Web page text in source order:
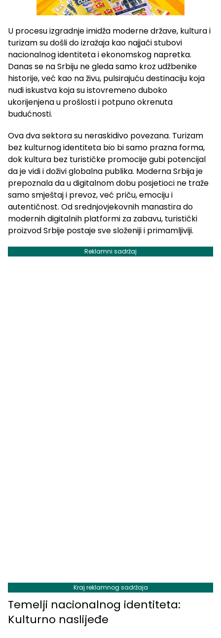
U procesu izgradnje imidža moderne države, kultura i
turizam su došli do izražaja kao najjači stubovi
nacionalnog identiteta i ekonomskog napretka.
Danas se na Srbiju ne gleda samo kroz udžbenike
historije, već kao na živu, pulsirajuću destinaciju koja
nudi iskustva koja su istovremeno duboko
ukorijenjena u prošlosti i potpuno okrenuta
budućnosti.
Ova dva sektora su neraskidivo povezana. Turizam
bez kulturnog identiteta bio bi samo prazna forma,
dok kultura bez turističke promocije gubi potencijal
da je vidi i doživi globalna publika. Moderna Srbija je
prepoznala da u digitalnom dobu posjetioci ne traže
samo smještaj i prevoz, već priču, emociju i
autentičnost. Od srednjovjekovnih manastira do
modernih digitalnih platformi za zabavu, turistički
proizvod Srbije postaje sve složeniji i primamljiviji.
Reklamni sadržaj
Kraj reklamnog sadržaja
Temelji nacionalnog identiteta:
Kulturno naslijeđe